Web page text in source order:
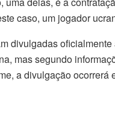
caso, um jogador
divulgadas
mas segundo
a divulgação ocorrerá